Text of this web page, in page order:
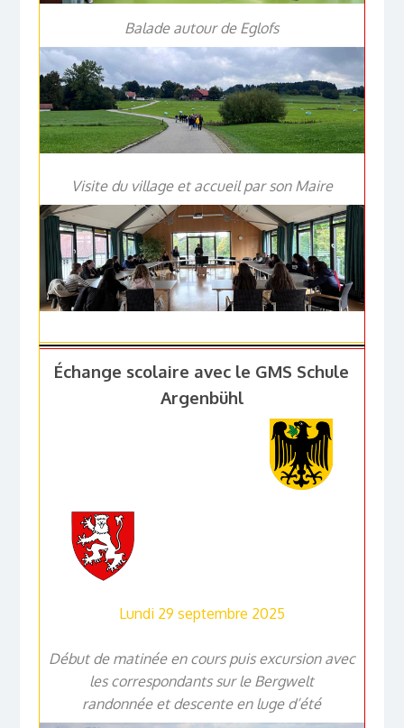
Balade autour de Eglofs
Visite du village et accueil par son Maire
Échange scolaire avec le GMS Schule
Argenbühl
Lundi 29 septembre 2025
Début de matinée en cours puis excursion avec
les correspondants sur le Bergwelt
randonnée et descente en luge d’été